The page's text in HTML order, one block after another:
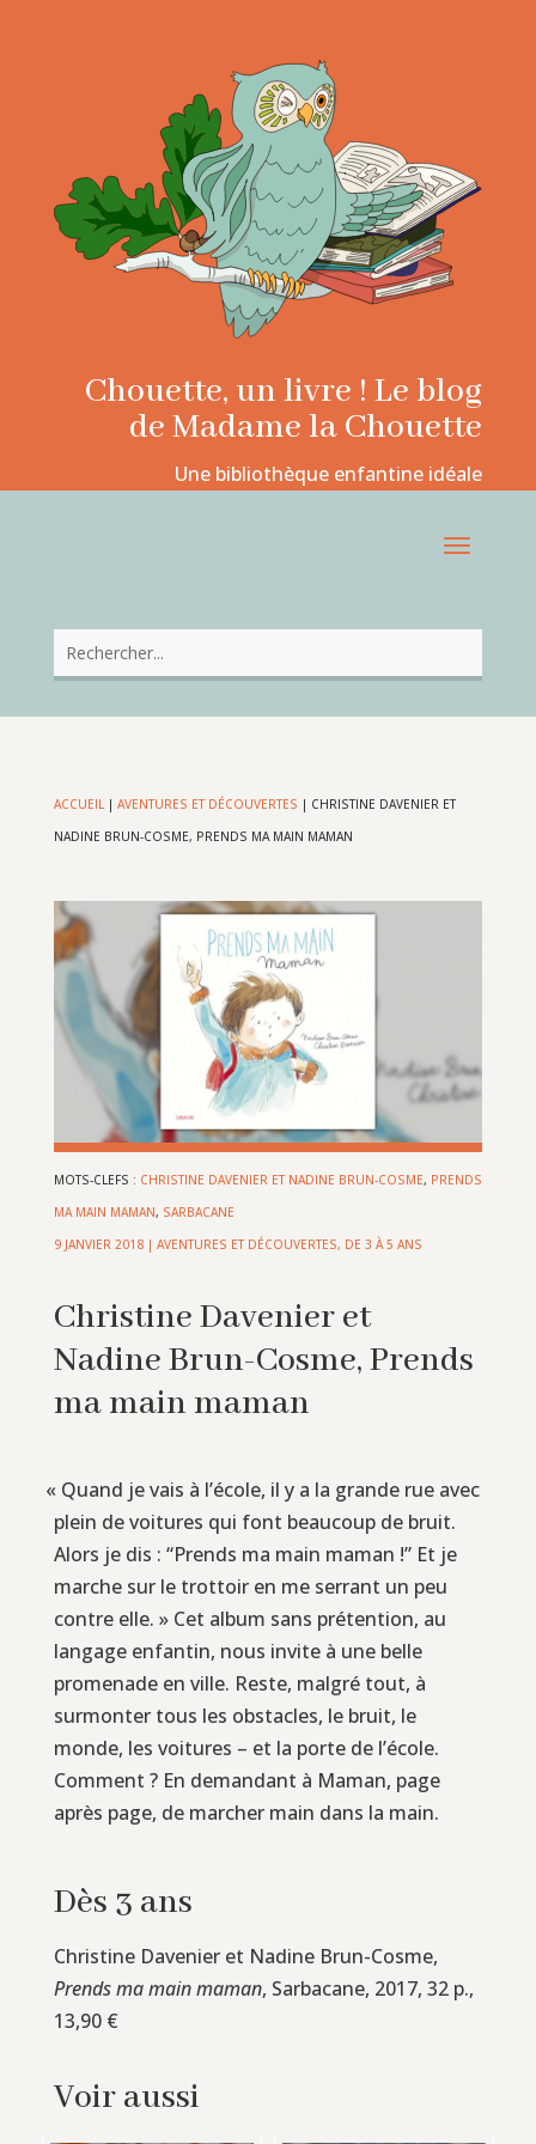
Chouette, un livre ! Le blog
de Madame la Chouette
Une bibliothèque enfantine idéale
ACCUEIL| AVENTURES ET DÉCOUVERTES | CHRISTINE DAVENIER ET
NADINE BRUN-COSME, PRENDS MA MAIN MAMAN
MOTS-CLEFS : CHRISTINE DAVENIER ET NADINE BRUN-COSME, PRENDS
MA MAIN MAMAN, SARBACANE
9 JANVIER 2018| AVENTURES ET DÉCOUVERTES, DE 3 À 5 ANS
Christine Davenier et
Nadine Brun-Cosme, Prends
ma main maman
« Quand je vais à l’école, il y a la grande rue avec
plein de voitures qui font beaucoup de bruit.
Alors je dis : “Prends ma main maman !” Et je
marche sur le trottoir en me serrant un peu
contre elle. » Cet album sans prétention, au
langage enfantin, nous invite à une belle
promenade en ville. Reste, malgré tout, à
surmonter tous les obstacles, le bruit, le
monde, les voitures – et la porte de l’école.
Comment ? En demandant à Maman, page
après page, de marcher main dans la main.
Dès 3 ans
Christine Davenier et Nadine Brun-Cosme,
Prends ma main maman, Sarbacane, 2017, 32 p.,
13,90 €
Voir aussi